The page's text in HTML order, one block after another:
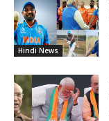
Hindi News